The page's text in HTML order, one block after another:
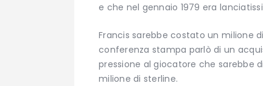
e che nel gennaio 1979 era
Francis sarebbe costato un milione
conferenza stampa parlò di un
pressione al giocatore che sarebbe
milione di sterline.